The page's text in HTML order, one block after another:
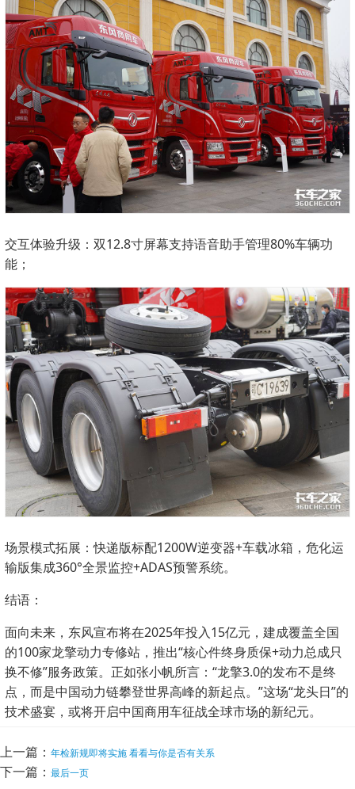
交互体验升级：双12.8寸屏幕支持语音助手管理80%车辆功
能；
场景模式拓展：快递版标配1200W逆变器+车载冰箱，危化运
输版集成360°全景监控+ADAS预警系统。
结语：
面向未来，东风宣布将在2025年投入15亿元，建成覆盖全国
的100家龙擎动力专修站，推出“核心件终身质保+动力总成只
换不修”服务政策。正如张小帆所言：“龙擎3.0的发布不是终
点，而是中国动力链攀登世界高峰的新起点。”这场“龙头日”的
技术盛宴，或将开启中国商用车征战全球市场的新纪元。
上一篇： 年检新规即将实施 看看与你是否有关系
下一篇： 最后一页